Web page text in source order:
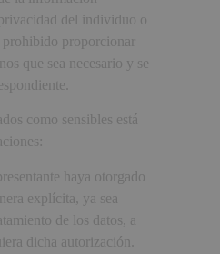
del individuo o
proporcionar
que sea necesario y se
como sensibles está
haya otorgado
explícita, ya sea
de los datos, a
dicha autorización.